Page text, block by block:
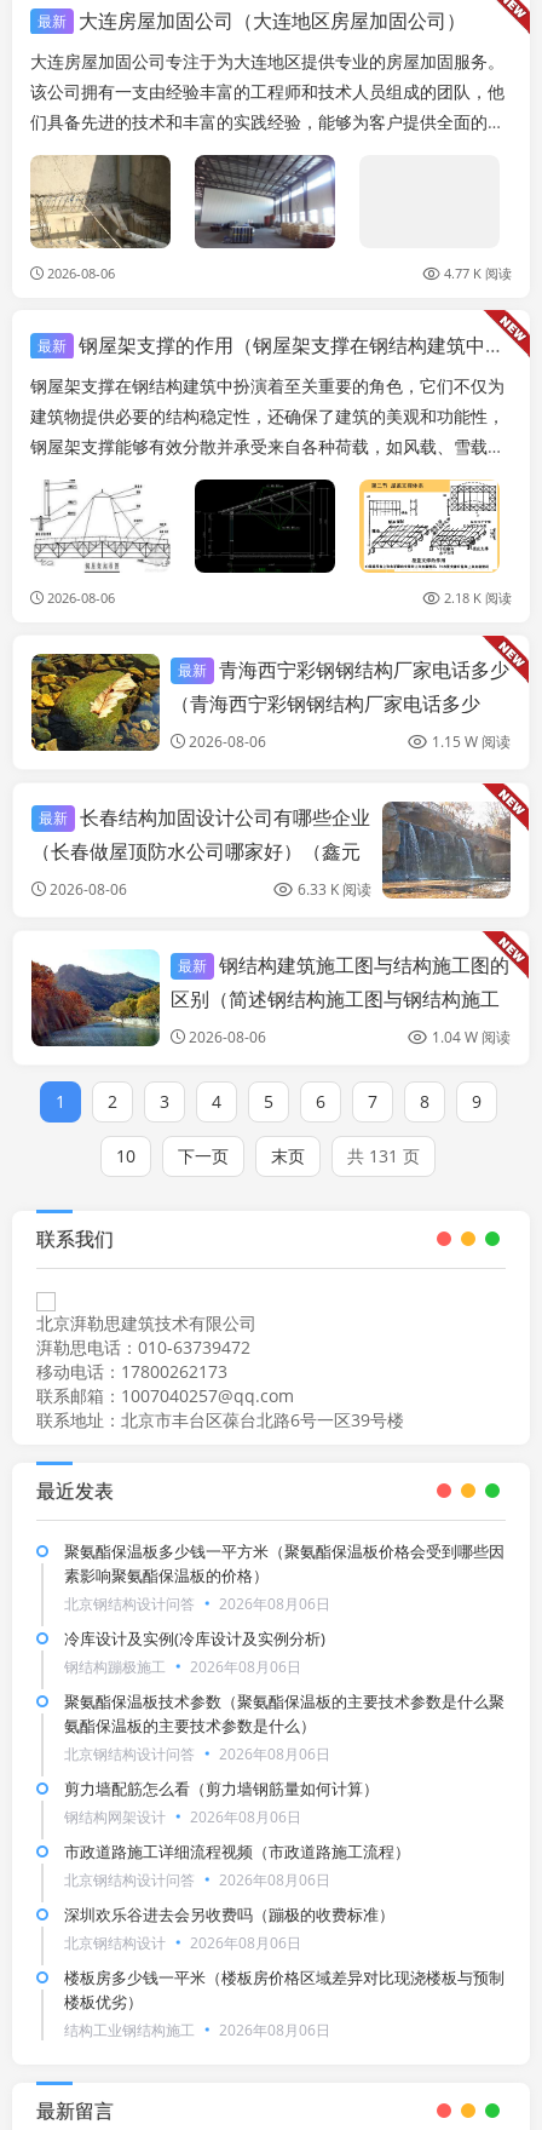
最新 大连房屋加固公司（大连地区房屋加固公司）
大连房屋加固公司专注于为大连地区提供专业的房屋加固服务。
该公司拥有一支由经验丰富的工程师和技术人员组成的团队，他
们具备先进的技术和丰富的实践经验，能够为客户提供全面的房
屋加固解决方案。，，大连房屋加固公司拥有多种房屋...
2026-08-06 4.77 K 阅读
最新 钢屋架支撑的作用（钢屋架支撑在钢结构建筑中具有多方面的重要作用）
钢屋架支撑在钢结构建筑中扮演着至关重要的角色，它们不仅为
建筑物提供必要的结构稳定性，还确保了建筑的美观和功能性，
钢屋架支撑能够有效分散并承受来自各种荷载，如风载、雪载、
地震力等自然因素以及人员活动产生的荷载，这些支撑...
2026-08-06 2.18 K 阅读
建筑施工图施工
最新 青海西宁彩钢钢结构厂家电话多少
（青海西宁彩钢钢结构厂家电话多少
号）2026-08-06 1.15 W 阅读
最新 长春结构加固设计公司有哪些企业
（长春做屋顶防水公司哪家好）（鑫元
锦泰装饰工程有限公司多年来再积累了
2026-08-06 6.33 K 阅读
建筑施工图施工
最新 钢结构建筑施工图与结构施工图的
区别（简述钢结构施工图与钢结构施工
详图的区别）
2026-08-06 1.04 W 阅读
1 2 3 4 5 6 7 8 9
10 下一页 末页 共 131 页
联系我们
北京湃勒思建筑技术有限公司
湃勒思电话：010-63739472
移动电话：17800262173
联系邮箱：1007040257@qq.com
联系地址：北京市丰台区葆台北路6号一区39号楼
最近发表
聚氨酯保温板多少钱一平方米（聚氨酯保温板价格会受到哪些因
素影响聚氨酯保温板的价格）
北京钢结构设计问答 2026年08月06日
冷库设计及实例(冷库设计及实例分析)
钢结构蹦极施工 2026年08月06日
聚氨酯保温板技术参数（聚氨酯保温板的主要技术参数是什么聚
氨酯保温板的主要技术参数是什么）
北京钢结构设计问答 2026年08月06日
剪力墙配筋怎么看（剪力墙钢筋量如何计算）
钢结构网架设计 2026年08月06日
市政道路施工详细流程视频（市政道路施工流程）
北京钢结构设计问答 2026年08月06日
深圳欢乐谷进去会另收费吗（蹦极的收费标准）
北京钢结构设计 2026年08月06日
楼板房多少钱一平米（楼板房价格区域差异对比现浇楼板与预制
楼板优劣）
结构工业钢结构施工 2026年08月06日
最新留言